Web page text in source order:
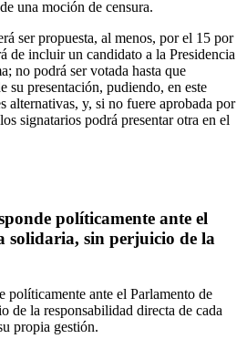
una moción de censura.
ser propuesta, al menos, por el 15 por
de incluir un candidato a la Presidencia
no podrá ser votada hasta que
su presentación, pudiendo, en este
alternativas, y, si no fuere aprobada por
signatarios podrá presentar otra en el
políticamente ante el
solidaria, sin perjuicio de la
ante el Parlamento de
de la responsabilidad directa de cada
propia gestión.